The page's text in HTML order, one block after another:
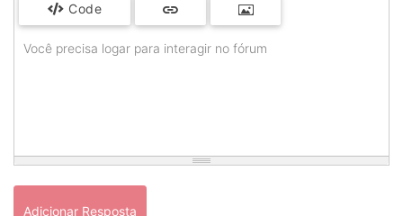
Code
Você precisa logar para interagir no fórum
Adicionar Resposta